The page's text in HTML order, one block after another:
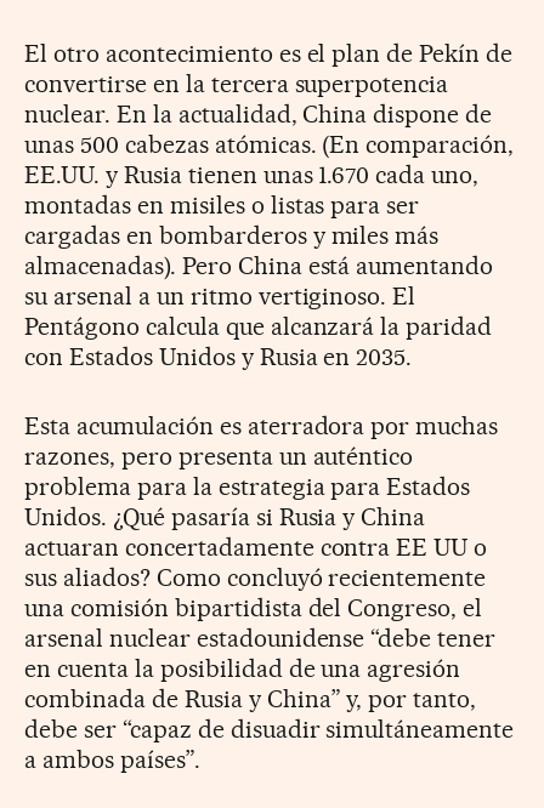
El otro acontecimiento es el plan de Pekín de
convertirse en la tercera superpotencia
nuclear. En la actualidad, China dispone de
unas 500 cabezas atómicas. (En comparación,
EE.UU. y Rusia tienen unas 1.670 cada uno,
montadas en misiles o listas para ser
cargadas en bombarderos y miles más
almacenadas). Pero China está aumentando
su arsenal a un ritmo vertiginoso. El
Pentágono calcula que alcanzará la paridad
con Estados Unidos y Rusia en 2035.
Esta acumulación es aterradora por muchas
razones, pero presenta un auténtico
problema para la estrategia para Estados
Unidos. ¿Qué pasaría si Rusia y China
actuaran concertadamente contra EE UU o
sus aliados? Como concluyó recientemente
una comisión bipartidista del Congreso, el
arsenal nuclear estadounidense “debe tener
en cuenta la posibilidad de una agresión
combinada de Rusia y China” y, por tanto,
debe ser “capaz de disuadir simultáneamente
a ambos países”.